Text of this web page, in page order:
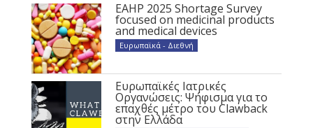
EAHP 2025 Shortage Survey
focused on medicinal products
and medical devices
Ευρωπαϊκά - Διεθνή
Ευρωπαϊκές Ιατρικές
Οργανώσεις: Ψήφισμα για το
επαχθές μέτρο του Clawback
στην Ελλάδα